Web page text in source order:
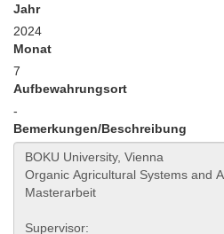
Jahr
2024
Monat
7
Aufbewahrungsort
-
Bemerkungen/Beschreibung